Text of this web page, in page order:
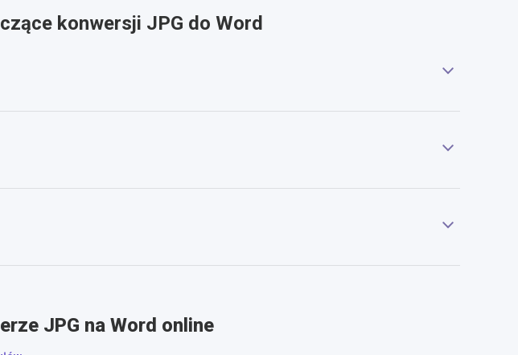
konwersji JPG do Word
JPG na Word online